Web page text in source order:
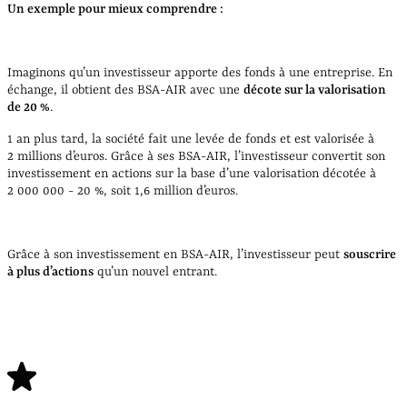
Un exemple pour mieux comprendre :
Imaginons qu’un investisseur apporte des fonds à une entreprise. En
échange, il obtient des BSA-AIR avec une décote sur la valorisation
de 20 %.
1 an plus tard, la société fait une levée de fonds et est valorisée à
2 millions d’euros. Grâce à ses BSA-AIR, l’investisseur convertit son
investissement en actions sur la base d’une valorisation décotée à
2 000 000 - 20 %, soit 1,6 million d’euros.
Grâce à son investissement en BSA-AIR, l’investisseur peut souscrire
à plus d’actions qu’un nouvel entrant.